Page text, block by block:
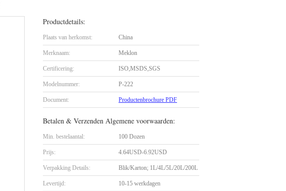
Productdetails:
Plaats van herkomst: China
Merknaam: Meklon
Certificering: ISO,MSDS,SGS
Modelnummer: P-222
Document: Productenbrochure PDF
Betalen & Verzenden Algemene voorwaarden:
Min. bestelaantal: 100 Dozen
Prijs: 4.64USD-6.92USD
Verpakking Details: Blik/Karton; 1L/4L/5L/20L/200L
Levertijd: 10-15 werkdagen